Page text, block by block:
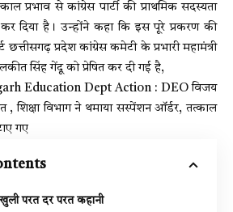
प्रभाव से कांग्रेस पार्टी की प्राथमिक सदस्यता
दिया है। उन्होंने कहा कि इस पूरे प्रकरण की
छत्तीसगढ़ प्रदेश कांग्रेस कमेटी के प्रभारी महामंत्री
सिंह गेंदू को प्रेषित कर दी गई है,
Education Dept Action : DEO विजय
, शिक्षा विभाग ने थमाया सस्पेंशन ऑर्डर, तत्काल
गए
परत दर परत कहानी